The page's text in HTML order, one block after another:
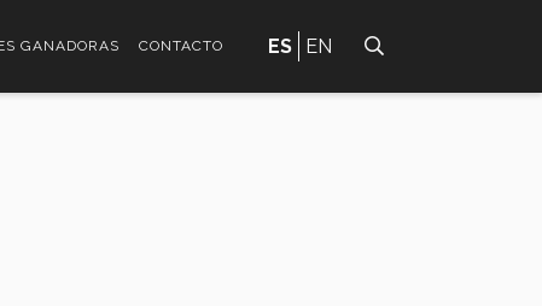
GANADORAS CONTACTO ES EN